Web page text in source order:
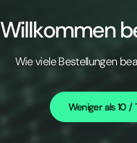
Willkommen
Wie viele Bestellungen
Weniger als 10 /